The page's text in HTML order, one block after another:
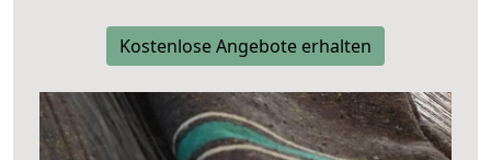
Kostenlose Angebote erhalten